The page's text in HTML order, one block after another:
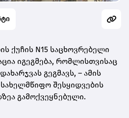
ქუჩის N15 საცხოვრებელი
იგეგმება, რომლისთვისაც
გეგმავს, – ამის
შესყიდვების
გამოქვეყნებული.